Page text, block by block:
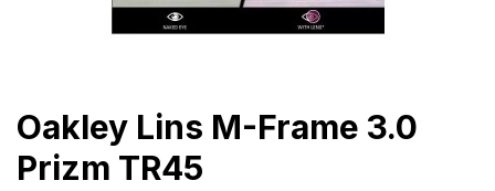
Oakley Lins M-Frame 3.0
Prizm TR45